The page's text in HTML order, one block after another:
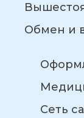
Обмен и
Сеть